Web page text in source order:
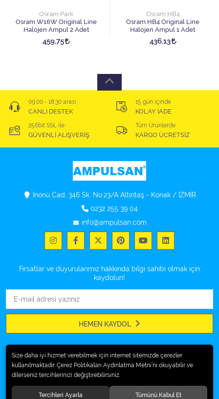
Osram Park
Osram W16W Original Line
Halojen Ampul 2 Adet
459,75
Osram HB4
Osram HB4 Original Line
Halojen Ampul 1 Adet
436,13
09:00 - 18:30 arası
CANLI DESTEK
15 gün içinde
KOLAY İADE
256bit SSL ile
GÜVENLİ ALIŞVERİŞ
Tüm Ürünlerde
KARGO ÜCRETSİZ
İnönü Cad. 346 Sk. No:23/A Altıntaş - Konak / İZMİR
0232 255 39 04
info@ampulsan.com
Fırsatlar ve duyurularımız hakkında bilgi sahibi olmak için
kaydolun!
HEMEN KAYDOL
KURUMSAL
ÖDEME
Size daha iyi hizmet verebilmek için internet sitemizde çerezler
kullanılmaktadır. Çerez Politikaları Aydınlatma Metni’ni okuyabilir ve
dilerseniz tercihlerinizi değiştirebilirsiniz.
Tercihleri Ayarla Tümünü Kabul Et